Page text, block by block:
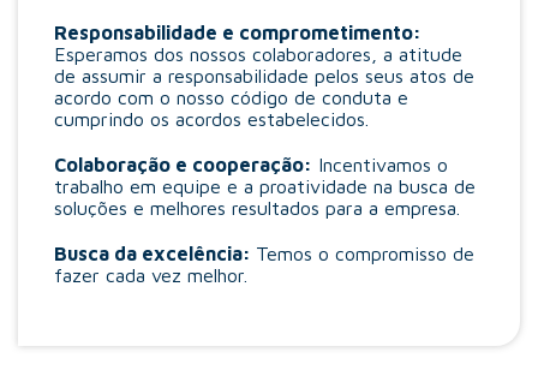
Responsabilidade e comprometimento:
Esperamos dos nossos colaboradores, a atitude
de assumir a responsabilidade pelos seus atos de
acordo com o nosso código de conduta e
cumprindo os acordos estabelecidos.
Colaboração e cooperação: Incentivamos o
trabalho em equipe e a proatividade na busca de
soluções e melhores resultados para a empresa.
Busca da excelência: Temos o compromisso de
fazer cada vez melhor.